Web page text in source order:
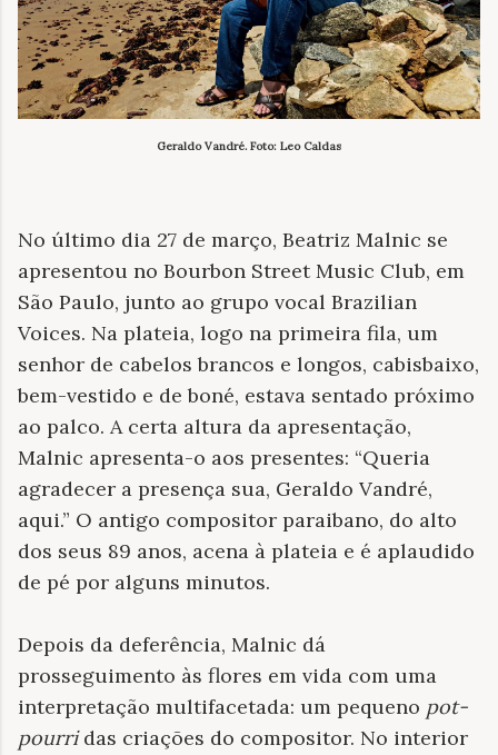
Geraldo Vandré. Foto: Leo Caldas
No último dia 27 de março, Beatriz Malnic se
apresentou no Bourbon Street Music Club, em
São Paulo, junto ao grupo vocal Brazilian
Voices. Na plateia, logo na primeira fila, um
senhor de cabelos brancos e longos, cabisbaixo,
bem-vestido e de boné, estava sentado próximo
ao palco. A certa altura da apresentação,
Malnic apresenta-o aos presentes: “Queria
agradecer a presença sua, Geraldo Vandré,
aqui.” O antigo compositor paraibano, do alto
dos seus 89 anos, acena à plateia e é aplaudido
de pé por alguns minutos.
Depois da deferência, Malnic dá
prosseguimento às flores em vida com uma
interpretação multifacetada: um pequeno pot-
pourridas criações do compositor. No interior